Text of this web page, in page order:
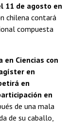
11 de agosto en
chilena contará
compuesta
en Ciencias con
en
en
en
de una mala
de su caballo,